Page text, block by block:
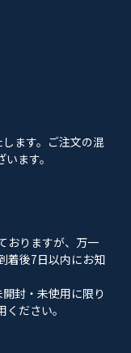
ます。ご注文の混
ます。
おりますが、万一
着後7日以内にお知
封・未使用に限り
ださい。